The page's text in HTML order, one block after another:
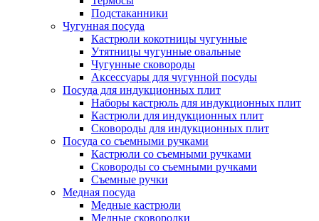
Подстаканники
Чугунная посуда
Кастрюли кокотницы чугунные
Утятницы чугунные овальные
Чугунные сковороды
Аксессуары для чугунной посуды
Посуда для индукционных плит
Наборы кастрюль для индукционных плит
Кастрюли для индукционных плит
Сковороды для индукционных плит
Посуда со съемными ручками
Кастрюли со съемными ручками
Сковороды со съемными ручками
Съемные ручки
Медная посуда
Медные кастрюли
Медные сковородки